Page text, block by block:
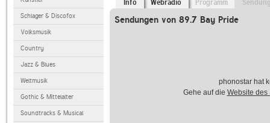
Schlager & Discofox
Volksmusik
Country
Jazz & Blues
Weltmusik
Gothic & Mittelalter
Soundtracks & Musical
Info Webradio Programm
Sendungen von 89.7 Bay Pride
phonostar hat
Gehe auf die Website des